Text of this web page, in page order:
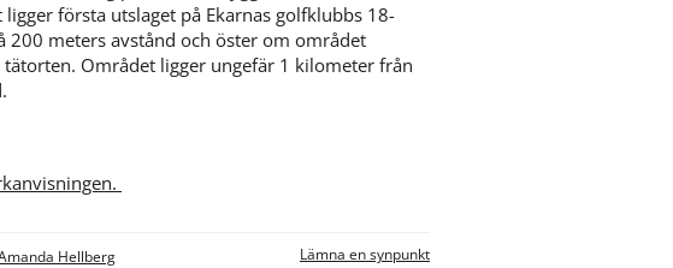
första utslaget på Ekarnas golfklubbs 18-
200 meters avstånd och öster om området
Området ligger ungefär 1 kilometer från
Hellberg Lämna en synpunkt